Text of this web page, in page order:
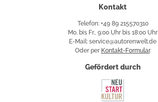
Kontakt
Telefon: +49 89 215570310
Mo. bis Fr., 9:00 Uhr bis 18:00 Uhr
E-Mail: service@autorenwelt.de
Oder per Kontakt-Formular.
Gefördert durch